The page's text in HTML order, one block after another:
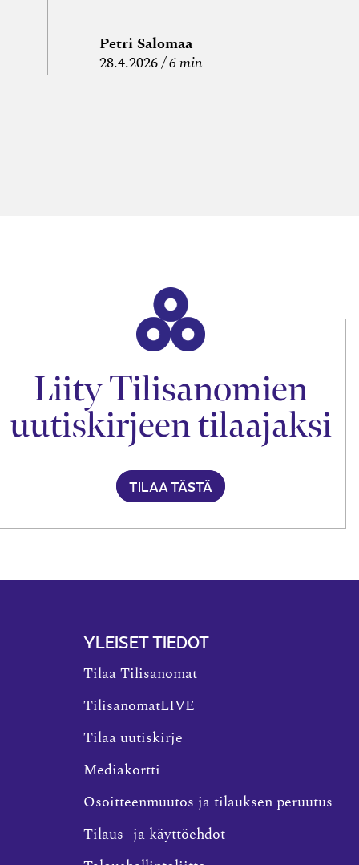
Petri Salomaa
28.4.2026 6 min
Liity Tilisanomien
uutiskirjeen tilaajaksi
TILAA TÄSTÄ
YLEISET TIEDOT
Tilaa Tilisanomat
TilisanomatLIVE
Tilaa uutiskirje
Mediakortti
Osoitteenmuutos ja tilauksen peruutus
Tilaus- ja käyttöehdot